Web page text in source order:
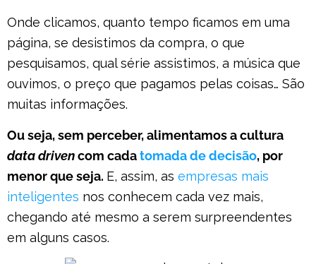
Onde clicamos, quanto tempo ficamos em uma
página, se desistimos da compra, o que
pesquisamos, qual série assistimos, a música que
ouvimos, o preço que pagamos pelas coisas… São
muitas informações.
Ou seja, sem perceber, alimentamos a cultura
data drivencom cadatomada de decisão, por
menor que seja. E, assim, as empresas mais
inteligentes nos conhecem cada vez mais,
chegando até mesmo a serem surpreendentes
em alguns casos.